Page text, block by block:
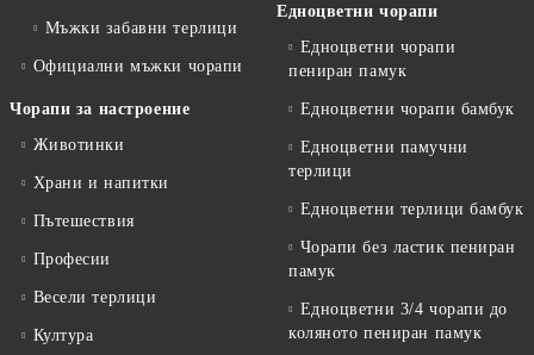
Мъжки забавни терлици
Официални мъжки чорапи
Чорапи за настроение
Животинки
Храни и напитки
Пътешествия
Професии
Весели терлици
Култура
Едноцветни чорапи
Едноцветни чорапи
пениран памук
Едноцветни чорапи бамбук
Едноцветни памучни
терлици
Едноцветни терлици бамбук
Чорапи без ластик пениран
памук
Едноцветни 3/4 чорапи до
коляното пениран памук